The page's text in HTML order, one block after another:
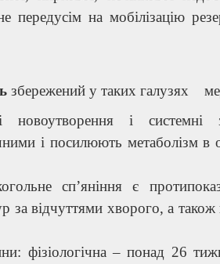
передусім на мобілізацію
збережений у таких галузях
новоутворення і
і посилюють метаболізм в
сп’яніння є
за відчуттями хворого, а
фізіологічна – понад 26